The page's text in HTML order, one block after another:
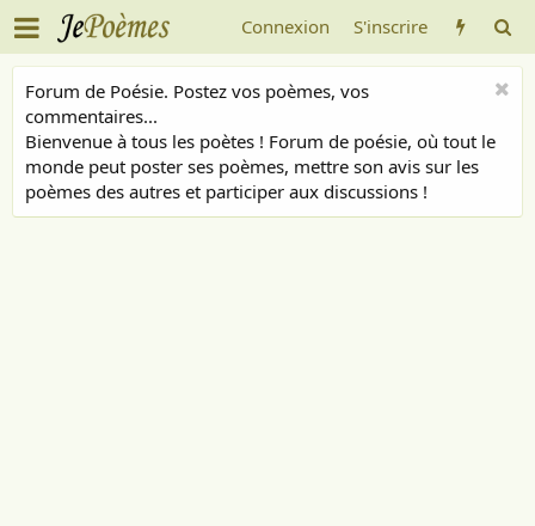
Connexion S'inscrire
Forum de Poésie. Postez vos poèmes, vos
commentaires...
Bienvenue à tous les poètes ! Forum de poésie, où tout le
monde peut poster ses poèmes, mettre son avis sur les
poèmes des autres et participer aux discussions !